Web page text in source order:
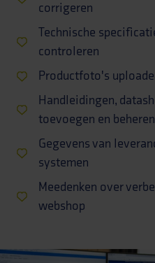
corrigeren
Technische
controleren
Productfoto's
Handleidingen,
toevoegen en beheren
Gegevens van
systemen
Meedenken over
webshop